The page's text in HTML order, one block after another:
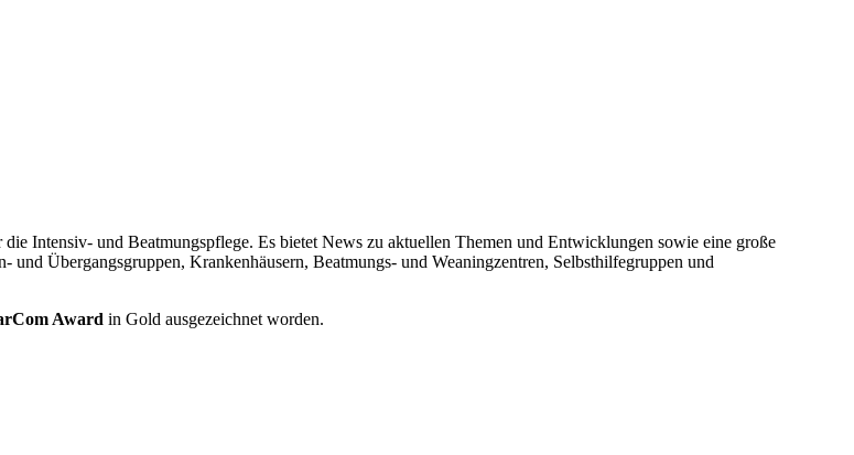
Intensiv- und Beatmungspflege. Es bietet News zu aktuellen Themen und Entwicklungen sowie eine große
Übergangsgruppen, Krankenhäusern, Beatmungs- und Weaningzentren, Selbsthilfegruppen und
Award in Gold ausgezeichnet worden.